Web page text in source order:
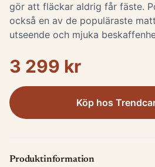
gör att fläckar aldrig får fäste.
också en av de populäraste
utseende och mjuka
3 299 kr
Köp hos
Produktinformation